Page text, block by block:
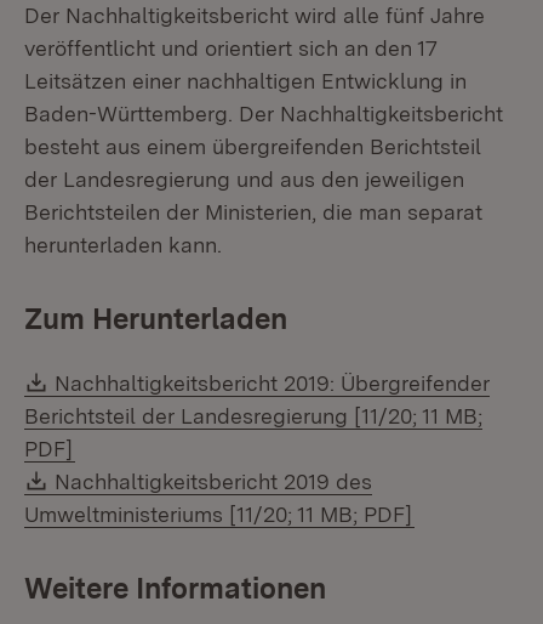
Der Nachhaltigkeitsbericht wird alle fünf Jahre
veröffentlicht und orientiert sich an den 17
Leitsätzen einer nachhaltigen Entwicklung in
Baden-Württemberg. Der Nachhaltigkeitsbericht
besteht aus einem übergreifenden Berichtsteil
der Landesregierung und aus den jeweiligen
Berichtsteilen der Ministerien, die man separat
herunterladen kann.
Zum Herunterladen
Download:
Nachhaltigkeitsbericht 2019: Übergreifender
Berichtsteil der Landesregierung [11/20; 11 MB;
PDF]
Download:
Nachhaltigkeitsbericht 2019 des
Umweltministeriums [11/20; 11 MB; PDF]
Weitere Informationen